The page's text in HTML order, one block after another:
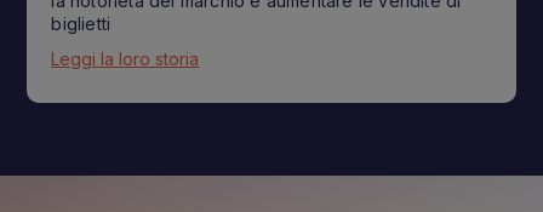
biglietti
Leggi la loro storia